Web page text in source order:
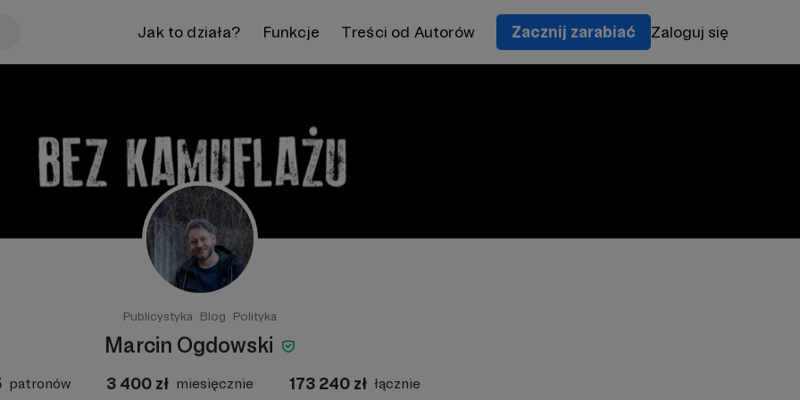
Jak to działa? Funkcje Treści od Autorów Zacznij zarabiać Zaloguj się
Publicystyka Blog Polityka
Marcin Ogdowski
patronów 3 400 zł miesięcznie 173 240 zł łącznie